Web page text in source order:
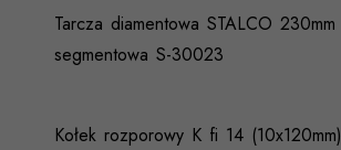
Tarcza diamentowa STALCO 230mm
segmentowa S-30023
Kołek rozporowy K fi 14 (10x120mm)